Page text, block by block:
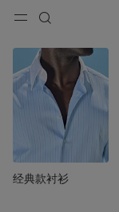
搜索
搜索
成衣
针织衫和毛衣
长裤和短裤
鞋履
乐福鞋和便鞋
牛津鞋与德比鞋
球鞋
配饰
领带和领结
口袋巾
皮带
Custom
定制西装
定制西装上衣
定制背心
系列
场合
经典款衬衫